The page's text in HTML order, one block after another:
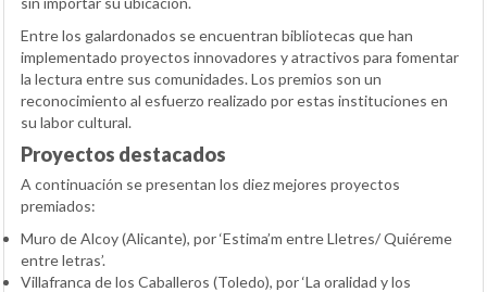
Entre los galardonados se encuentran bibliotecas que han
implementado proyectos innovadores y atractivos para fomentar
la lectura entre sus comunidades. Los premios son un
reconocimiento al esfuerzo realizado por estas instituciones en
su labor cultural.
Proyectos destacados
A continuación se presentan los diez mejores proyectos
premiados:
Muro de Alcoy (Alicante), por ‘Estima’m entre Lletres/ Quiéreme
entre letras’.
Villafranca de los Caballeros (Toledo), por ‘La oralidad y los